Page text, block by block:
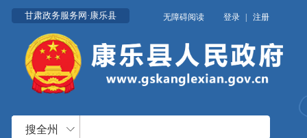
甘肃政务服务网·康乐县 无障碍阅读 登录 | 注册
搜全州